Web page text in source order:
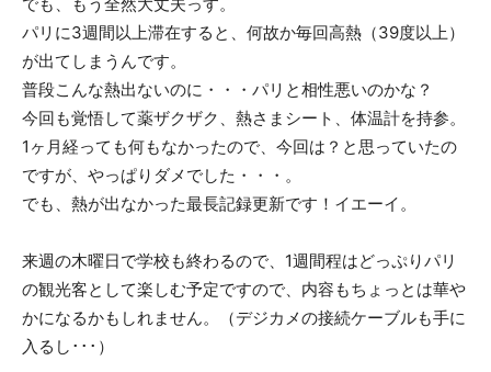
パリに3週間以上滞在すると、何故か毎回高熱（39度以上）
が出てしまうんです。
普段こんな熱出ないのに・・・パリと相性悪いのかな？
今回も覚悟して薬ザクザク、熱さまシート、体温計を持参。
1ヶ月経っても何もなかったので、今回は？と思っていたの
ですが、やっぱりダメでした・・・。
でも、熱が出なかった最長記録更新です！イエーイ。
来週の木曜日で学校も終わるので、1週間程はどっぷりパリ
の観光客として楽しむ予定ですので、内容もちょっとは華や
かになるかもしれません。（デジカメの接続ケーブルも手に
入るし･･･）